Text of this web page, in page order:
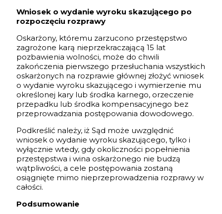
Wniosek o wydanie wyroku skazującego po
rozpoczęciu rozprawy
Oskarżony, któremu zarzucono przestępstwo
zagrożone karą nieprzekraczającą 15 lat
pozbawienia wolności, może do chwili
zakończenia pierwszego przesłuchania wszystkich
oskarżonych na rozprawie głównej złożyć wniosek
o wydanie wyroku skazującego i wymierzenie mu
określonej kary lub środka karnego, orzeczenie
przepadku lub środka kompensacyjnego bez
przeprowadzania postępowania dowodowego.
Podkreślić należy, iż Sąd może uwzględnić
wniosek o wydanie wyroku skazującego, tylko i
wyłącznie wtedy, gdy okoliczności popełnienia
przestępstwa i wina oskarżonego nie budzą
wątpliwości, a cele postępowania zostaną
osiągnięte mimo nieprzeprowadzenia rozprawy w
całości.
Podsumowanie